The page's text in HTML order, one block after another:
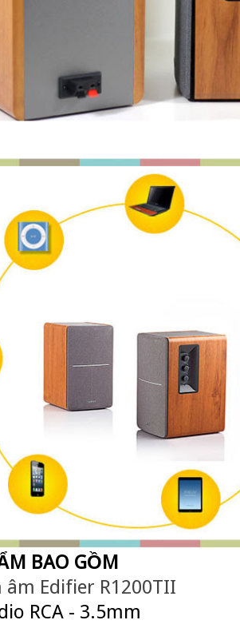
BAO GỒM
âm Edifier R1200TII
RCA - 3.5mm